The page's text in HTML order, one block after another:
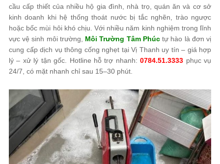
cầu cấp thiết của nhiều hộ gia đình, nhà trọ, quán ăn và cơ sở
kinh doanh khi hệ thống thoát nước bị tắc nghẽn, trào ngược
hoặc bốc mùi hôi khó chịu. Với nhiều năm kinh nghiệm trong lĩnh
vực vệ sinh môi trường, Môi Trường Tâm Phúctự hào là đơn vị
cung cấp dịch vụ thông cống nghẹt tại Vị Thanh uy tín – giá hợp
lý – xử lý tận gốc. Hotline hỗ trợ nhanh:0784.51.3333 phục vụ
24/7, có mặt nhanh chỉ sau 15–30 phút.